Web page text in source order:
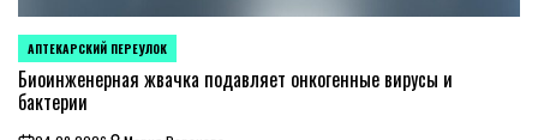
POSTED
IN
АПТЕКАРСКИЙ ПЕРЕУЛОК
Биоинженерная жвачка подавляет онкогенные вирусы и
бактерии